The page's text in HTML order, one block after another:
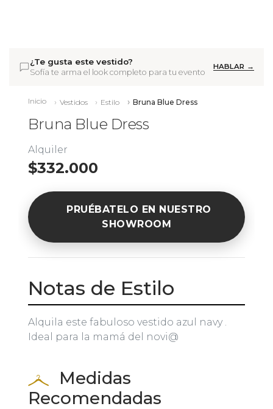
¿Te gusta este vestido?
Sofía te arma el look completo para tu evento
HABLAR →
Inicio Vestidos Estilo Bruna Blue Dress
Bruna Blue Dress
Alquiler
$332.000
PRUÉBATELO EN NUESTRO
SHOWROOM
Notas de Estilo
Alquila este fabuloso vestido azul navy .
Ideal para la mamá del novi@
Medidas
Recomendadas